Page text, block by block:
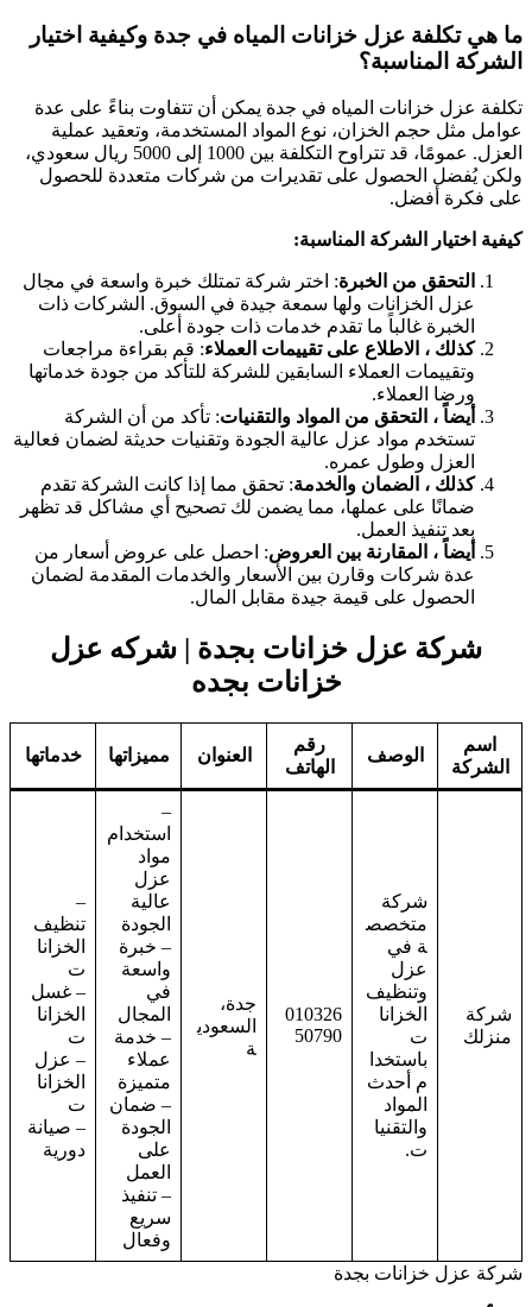
ما هي تكلفة عزل خزانات المياه في جدة وكيفية اختيار
الشركة المناسبة؟
تكلفة عزل خزانات المياه في جدة يمكن أن تتفاوت بناءً على عدة
عوامل مثل حجم الخزان، نوع المواد المستخدمة، وتعقيد عملية
العزل. عمومًا، قد تتراوح التكلفة بين 1000 إلى 5000 ريال سعودي،
ولكن يُفضل الحصول على تقديرات من شركات متعددة للحصول
على فكرة أفضل.
كيفية اختيار الشركة المناسبة:
التحقق من الخبرة: اختر شركة تمتلك خبرة واسعة في مجال
عزل الخزانات ولها سمعة جيدة في السوق. الشركات ذات
الخبرة غالباً ما تقدم خدمات ذات جودة أعلى.
كذلك ، الاطلاع على تقييمات العملاء: قم بقراءة مراجعات
وتقييمات العملاء السابقين للشركة للتأكد من جودة خدماتها
ورضا العملاء.
أيضاً ، التحقق من المواد والتقنيات: تأكد من أن الشركة
تستخدم مواد عزل عالية الجودة وتقنيات حديثة لضمان فعالية
العزل وطول عمره.
كذلك ، الضمان والخدمة: تحقق مما إذا كانت الشركة تقدم
ضمانًا على عملها، مما يضمن لك تصحيح أي مشاكل قد تظهر
بعد تنفيذ العمل.
أيضاً ، المقارنة بين العروض: احصل على عروض أسعار من
عدة شركات وقارن بين الأسعار والخدمات المقدمة لضمان
الحصول على قيمة جيدة مقابل المال.
شركة عزل خزانات بجدة | شركه عزل
خزانات بجده
اسم
الشركة
الوصف
رقم
الهاتف
العنوان مميزاتها خدماتها
شركة
منزلك
شركة
متخصص
ة في
عزل
وتنظيف
الخزانا
ت
باستخدا
م أحدث
المواد
والتقنيا
ت.
010326
50790
جدة،
السعودي
ة
–
استخدام
مواد
عزل
عالية
الجودة
– خبرة
واسعة
في
المجال
– خدمة
عملاء
متميزة
– ضمان
الجودة
على
العمل
– تنفيذ
سريع
وفعال
–
تنظيف
الخزانا
ت
– غسل
الخزانا
ت
– عزل
الخزانا
ت
– صيانة
دورية
شركة عزل خزانات بجدة